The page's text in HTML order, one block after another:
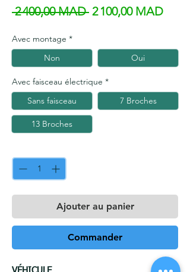
2 400,00 MAD Prix original
2 100,00 MADPrix
Avec montage *
Non
Oui
Avec faisceau électrique *
Sans faisceau
7 Broches
13 Broches
Ajouter au panier
Commander